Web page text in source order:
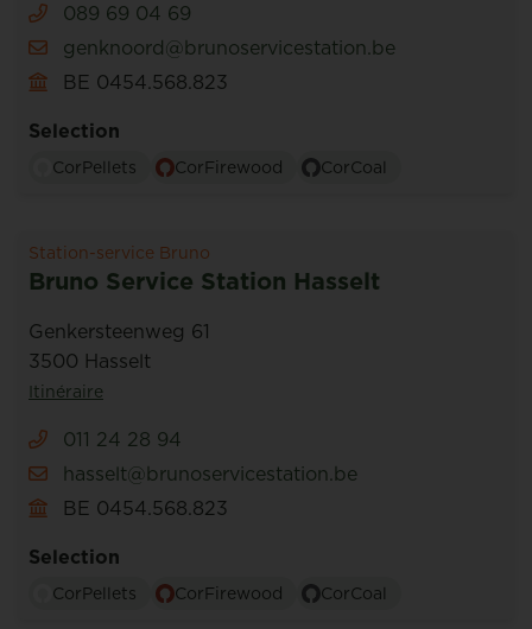
089 69 04 69
genknoord@brunoservicestation.be
BE 0454.568.823
Selection
CorPellets CorFirewood CorCoal
Station-service Bruno
Bruno Service Station Hasselt
Genkersteenweg 61
3500 Hasselt
Itinéraire
011 24 28 94
hasselt@brunoservicestation.be
BE 0454.568.823
Selection
CorPellets CorFirewood CorCoal